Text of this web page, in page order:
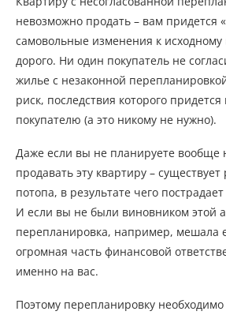
невозможно продать – вам придется
самовольные изменения к исходному
дорого. Ни один покупатель не
жилье с незаконной
риск, последствия которого придется
покупателю (а это никому не нужно).
Даже если вы не планируете вообще
продавать эту квартиру –
потопа, в результате чего
И если вы не были виновником этой
перепланировка, например, мешала
огромная часть финансовой
именно на вас.
Поэтому перепланировку необходимо